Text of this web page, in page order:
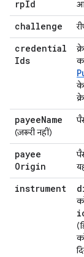
rpId
challenge
credential
Ids
के
payeeName
(ज़रूरी नहीं)
payee
Origin
instrument